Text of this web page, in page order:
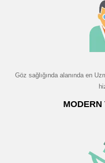
Göz sağlığında alanında en